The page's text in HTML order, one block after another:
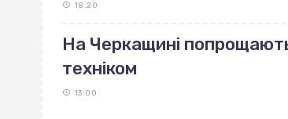
18:20
На Черкащині
техніком
13:00